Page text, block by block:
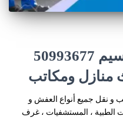
شركات نقل عفش النسيم 50993677
ومكاتب
و نقل جميع أنواع العفش و
الطبية ، المستشفيات ، غرف